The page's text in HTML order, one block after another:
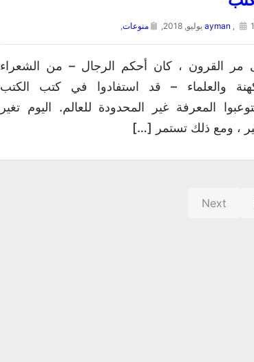
ayman , منوعات,
مر القرون ، كان أحكم الرجال – من الشعراء
والعلماء – قد استفادوا في كتب الكتب
المعرفة غير المحدودة للعالم. اليوم تغير
، ومع ذلك تستمر […]
Next